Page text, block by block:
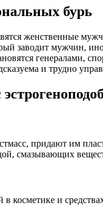
бурь
женственные
заводит мужчин,
генералами,
и трудно
придают им
смазывающих
косметике и